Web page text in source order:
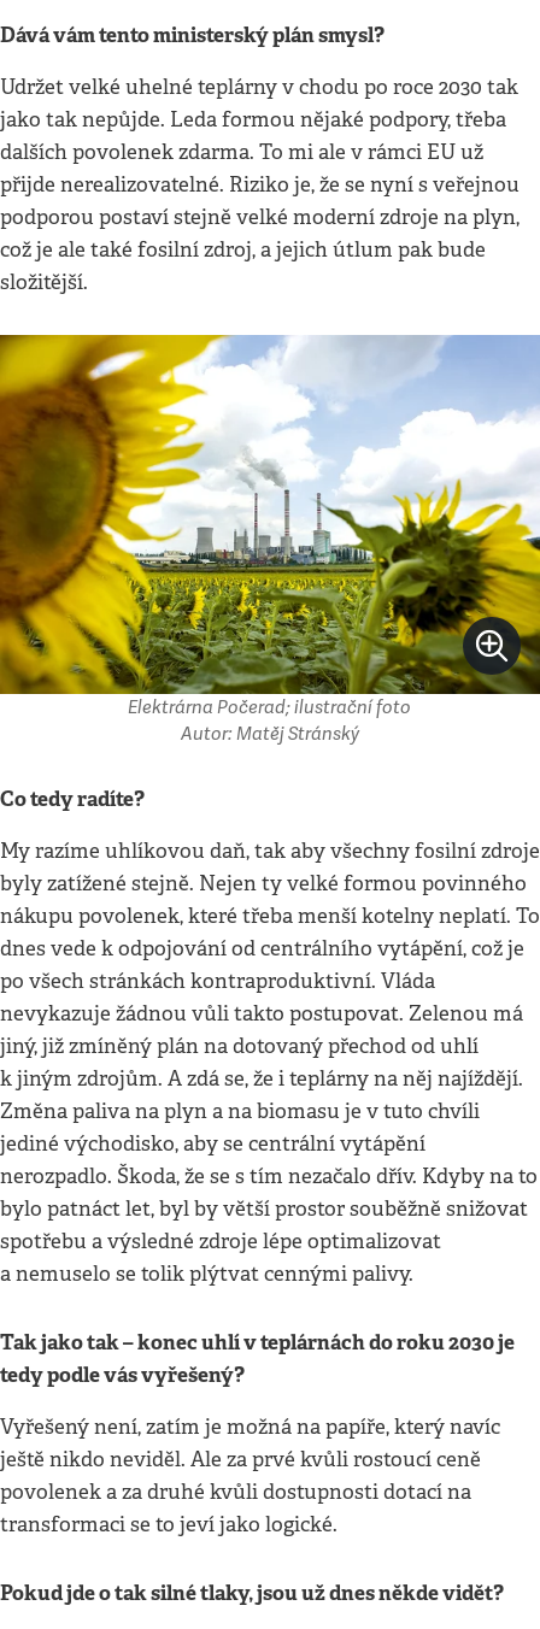
Dává vám tento ministerský plán smysl?
Udržet velké uhelné teplárny v chodu po roce 2030 tak
jako tak nepůjde. Leda formou nějaké podpory, třeba
dalších povolenek zdarma. To mi ale v rámci EU už
přijde nerealizovatelné. Riziko je, že se nyní s veřejnou
podporou postaví stejně velké moderní zdroje na plyn,
což je ale také fosilní zdroj, a jejich útlum pak bude
složitější.
Elektrárna Počerad; ilustrační foto
Autor: Matěj Stránský
Co tedy radíte?
My razíme uhlíkovou daň, tak aby všechny fosilní zdroje
byly zatížené stejně. Nejen ty velké formou povinného
nákupu povolenek, které třeba menší kotelny neplatí. To
dnes vede k odpojování od centrálního vytápění, což je
po všech stránkách kontraproduktivní. Vláda
nevykazuje žádnou vůli takto postupovat. Zelenou má
jiný, již zmíněný plán na dotovaný přechod od uhlí
k jiným zdrojům. A zdá se, že i teplárny na něj najíždějí.
Změna paliva na plyn a na biomasu je v tuto chvíli
jediné východisko, aby se centrální vytápění
nerozpadlo. Škoda, že se s tím nezačalo dřív. Kdyby na to
bylo patnáct let, byl by větší prostor souběžně snižovat
spotřebu a výsledné zdroje lépe optimalizovat
a nemuselo se tolik plýtvat cennými palivy.
Tak jako tak – konec uhlí v teplárnách do roku 2030 je
tedy podle vás vyřešený?
Vyřešený není, zatím je možná na papíře, který navíc
ještě nikdo neviděl. Ale za prvé kvůli rostoucí ceně
povolenek a za druhé kvůli dostupnosti dotací na
transformaci se to jeví jako logické.
Pokud jde o tak silné tlaky, jsou už dnes někde vidět?